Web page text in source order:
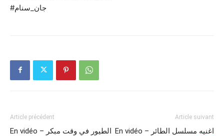
#جان_سنام
Article précédent
En vidéo – الطيور في وقت مبكر
Article suivant
En vidéo – اغنيه مسلسل الطائر